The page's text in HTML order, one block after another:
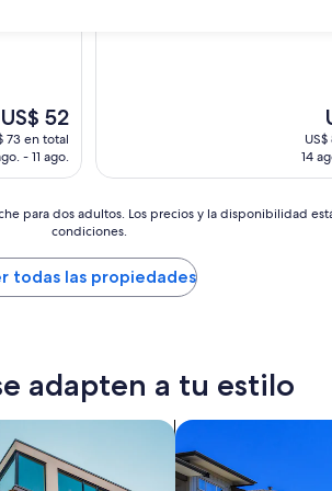
El
precio
actual
US$ 52
US$ 52
73 en total
- 11 ago.
14
para dos adultos. Los precios y la disponibilidad
condiciones.
todas las propiedades
adapten a tu estilo
Buscar condominios